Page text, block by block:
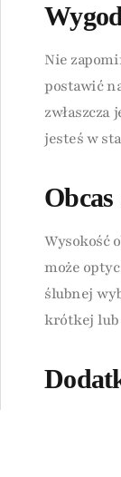
Nie
postawić
jesteś w
Obcas
Wysokość
może
ślubnej
krótkej lub